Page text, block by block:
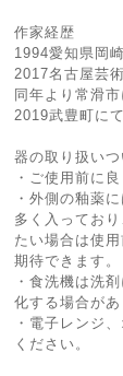
作家経歴
1994愛知県岡
2017名古屋芸
同年より常滑
2019武豊町に
器の取り扱いつ
・ご使用前に
・外側の釉薬
多く入ってお
たい場合は使
期待できます。
・食洗機は洗
化する場合が
・電子レンジ
ください。